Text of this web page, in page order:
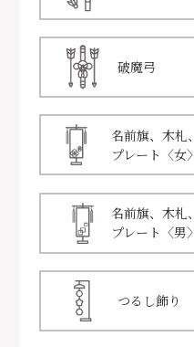
破魔弓
名前旗、木札、
プレート〈女〉
名前旗、木札、
プレート〈男〉
つるし飾り